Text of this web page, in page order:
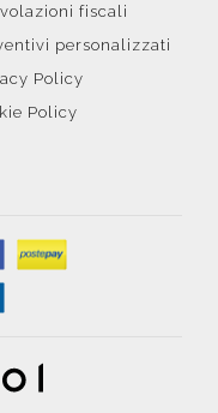
fiscali
personalizzati
Policy
Policy